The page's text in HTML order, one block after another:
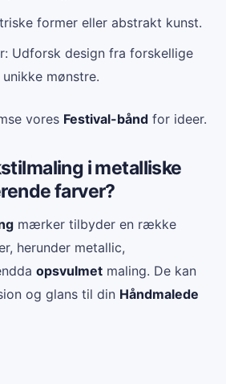
former eller abstrakt kunst.
Udforsk design fra forskellige
mønstre.
vores Festival-bånd for ideer.
i metalliske
farver?
mærker tilbyder en række
herunder metallic,
opsvulmet maling. De kan
og glans til din Håndmalede